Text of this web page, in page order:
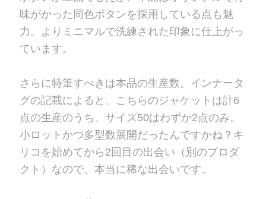
味がかった同色ボタンを採用している点も魅
力。よりミニマルで洗練された印象に仕上がっ
ています。
さらに特筆すべきは本品の生産数。インナータ
グの記載によると、こちらのジャケットは計6
点の生産のうち、サイズ50はわずか2点のみ。
小ロットかつ多型数展開だったんですかね？キ
リコを始めてから2回目の出会い（別のプロダ
クト）なので、本当に稀な出会いです。